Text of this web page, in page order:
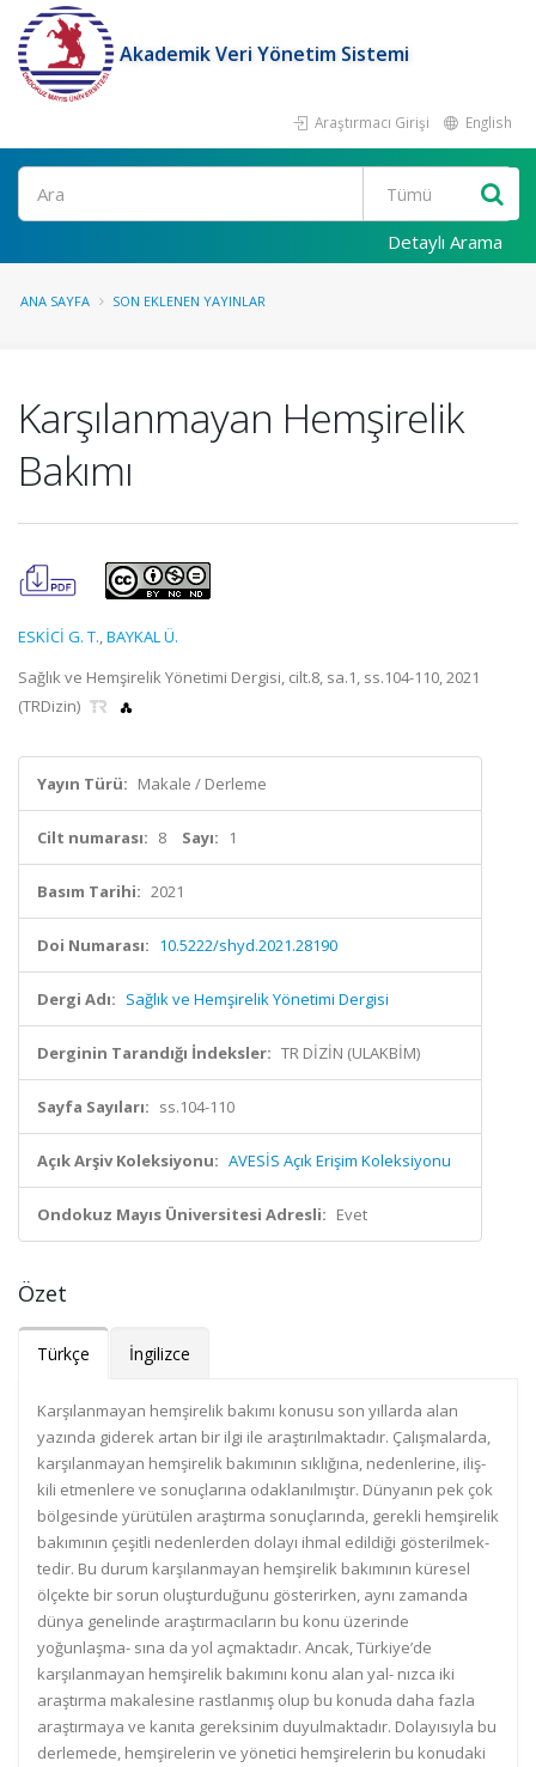
Akademik Veri Yönetim Sistemi
Araştırmacı Girişi English
Ara
Detaylı Arama
ANA SAYFA SON EKLENEN YAYINLAR
Karşılanmayan Hemşirelik
Bakımı
ESKİCİ G. T.,BAYKAL Ü.
Sağlık ve Hemşirelik Yönetimi Dergisi, cilt.8, sa.1, ss.104-110, 2021
(TRDizin)
Yayın Türü: Makale / Derleme
Cilt numarası: 8 Sayı: 1
Basım Tarihi: 2021
Doi Numarası: 10.5222/shyd.2021.28190
Dergi Adı: Sağlık ve Hemşirelik Yönetimi Dergisi
Derginin Tarandığı İndeksler: TR DİZİN (ULAKBİM)
Sayfa Sayıları: ss.104-110
Açık Arşiv Koleksiyonu: AVESİS Açık Erişim Koleksiyonu
Ondokuz Mayıs Üniversitesi Adresli: Evet
Özet
Türkçe İngilizce
Karşılanmayan hemşirelik bakımı konusu son yıllarda alan
yazında giderek artan bir ilgi ile araştırılmaktadır. Çalışmalarda,
karşılanmayan hemşirelik bakımının sıklığına, nedenlerine, iliş-
kili etmenlere ve sonuçlarına odaklanılmıştır. Dünyanın pek çok
bölgesinde yürütülen araştırma sonuçlarında, gerekli hemşirelik
bakımının çeşitli nedenlerden dolayı ihmal edildiği gösterilmek-
tedir. Bu durum karşılanmayan hemşirelik bakımının küresel
ölçekte bir sorun oluşturduğunu gösterirken, aynı zamanda
dünya genelinde araştırmacıların bu konu üzerinde
yoğunlaşma- sına da yol açmaktadır. Ancak, Türkiye’de
karşılanmayan hemşirelik bakımını konu alan yal- nızca iki
araştırma makalesine rastlanmış olup bu konuda daha fazla
araştırmaya ve kanıta gereksinim duyulmaktadır. Dolayısıyla bu
derlemede, hemşirelerin ve yönetici hemşirelerin bu konudaki